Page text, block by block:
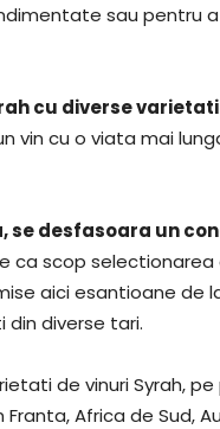
sau pentru
cu diverse
vin cu o viata mai
se desfasoara un
ca scop selectionarea
aici esantioane de
din diverse tari.
de vinuri Syrah, pe
Africa de Sud,